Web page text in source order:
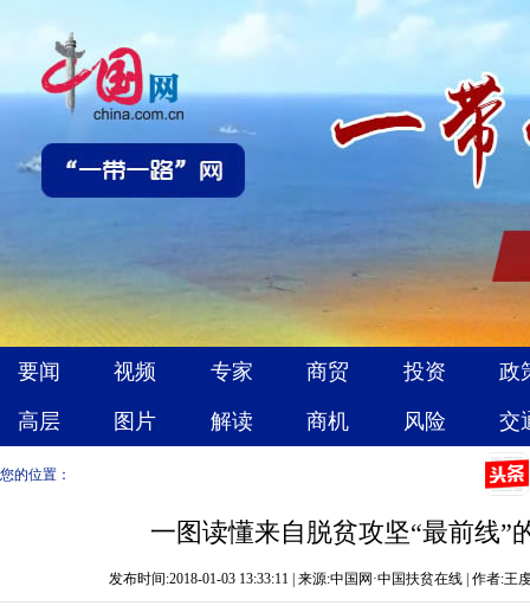
您的位置：
一图读懂来自脱贫攻坚“最前线”
发布时间:2018-01-03 13:33:11 | 来源:中国网·中国扶贫在线 | 作者:王